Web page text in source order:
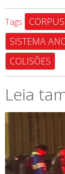
Tags
SISTEMA
COLISÕES
Leia